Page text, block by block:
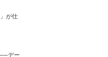
が仕
デー